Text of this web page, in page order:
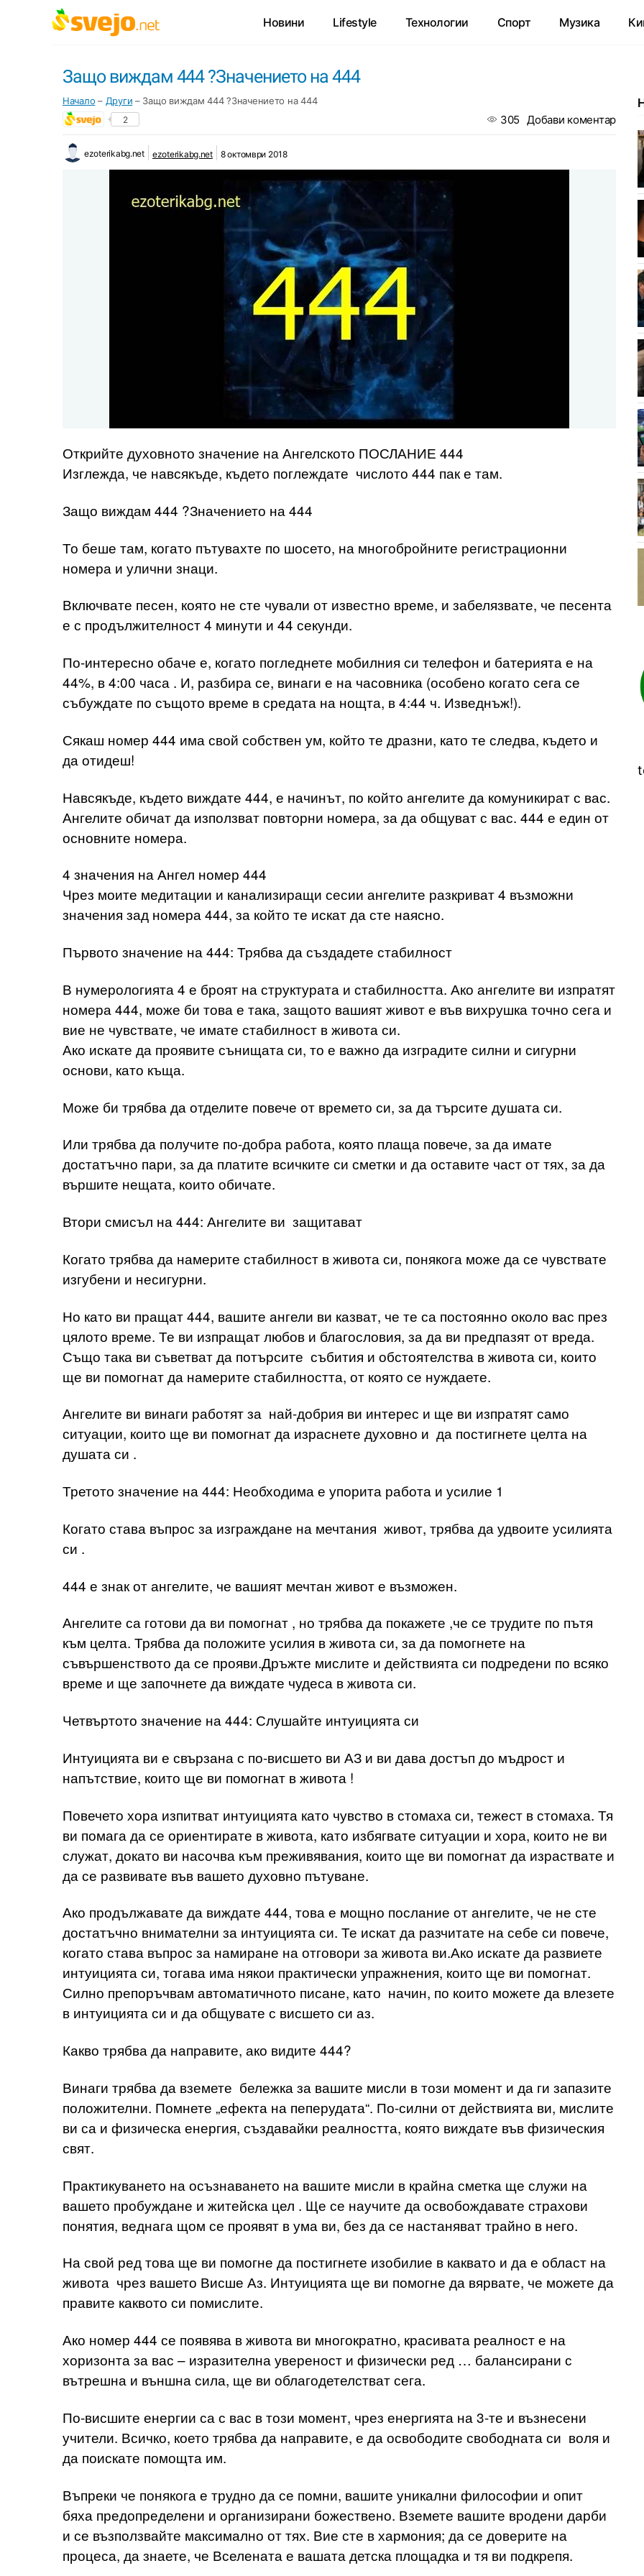
Новини Lifestyle Технологии Спорт Музика
Защо виждам 444 ?Значението на 444
Начало – Други – Защо виждам 444 ?Значението на 444
2 305 Добави коментар
ezoterikabg.net ezoterikabg.net 8 октомври 2018
Открийте духовното значение на Ангелското ПОСЛАНИЕ 444
Изглежда, че навсякъде, където поглеждате числото 444 пак е там.
Защо виждам 444 ?Значението на 444
То беше там, когато пътувахте по шосето, на многобройните регистрационни
номера и улични знаци.
Включвате песен, която не сте чували от известно време, и забелязвате, че песента
е с продължителност 4 минути и 44 секунди.
По-интересно обаче е, когато погледнете мобилния си телефон и батерията е на
44%, в 4:00 часа . И, разбира се, винаги е на часовника (особено когато сега се
събуждате по същото време в средата на нощта, в 4:44 ч. Изведнъж!).
Сякаш номер 444 има свой собствен ум, който те дразни, като те следва, където и
да отидеш!
Навсякъде, където виждате 444, е начинът, по който ангелите да комуникират с вас.
Ангелите обичат да използват повторни номера, за да общуват с вас. 444 е един от
основните номера.
4 значения на Ангел номер 444
Чрез моите медитации и канализиращи сесии ангелите разкриват 4 възможни
значения зад номера 444, за който те искат да сте наясно.
Първото значение на 444: Трябва да създадете стабилност
В нумерологията 4 е броят на структурата и стабилността. Ако ангелите ви изпратят
номера 444, може би това е така, защото вашият живот е във вихрушка точно сега и
вие не чувствате, че имате стабилност в живота си.
Ако искате да проявите сънищата си, то е важно да изградите силни и сигурни
основи, като къща.
Може би трябва да отделите повече от времето си, за да търсите душата си.
Или трябва да получите по-добра работа, която плаща повече, за да имате
достатъчно пари, за да платите всичките си сметки и да оставите част от тях, за да
вършите нещата, които обичате.
Втори смисъл на 444: Ангелите ви защитават
Когато трябва да намерите стабилност в живота си, понякога може да се чувствате
изгубени и несигурни.
Но като ви пращат 444, вашите ангели ви казват, че те са постоянно около вас през
цялото време. Те ви изпращат любов и благословия, за да ви предпазят от вреда.
Също така ви съветват да потърсите събития и обстоятелства в живота си, които
ще ви помогнат да намерите стабилността, от която се нуждаете.
Ангелите ви винаги работят за най-добрия ви интерес и ще ви изпратят само
ситуации, които ще ви помогнат да израснете духовно и да постигнете целта на
душата си .
Третото значение на 444: Необходима е упорита работа и усилие 1
Когато става въпрос за изграждане на мечтания живот, трябва да удвоите усилията
си .
444 е знак от ангелите, че вашият мечтан живот е възможен.
Ангелите са готови да ви помогнат , но трябва да покажете ,че се трудите по пътя
към целта. Трябва да положите усилия в живота си, за да помогнете на
съвършенството да се прояви.Дръжте мислите и действията си подредени по всяко
време и ще започнете да виждате чудеса в живота си.
Четвъртото значение на 444: Слушайте интуицията си
Интуицията ви е свързана с по-висшето ви АЗ и ви дава достъп до мъдрост и
напътствие, които ще ви помогнат в живота !
Повечето хора изпитват интуицията като чувство в стомаха си, тежест в стомаха. Тя
ви помага да се ориентирате в живота, като избягвате ситуации и хора, които не ви
служат, докато ви насочва към преживявания, които ще ви помогнат да израствате и
да се развивате във вашето духовно пътуване.
Ако продължавате да виждате 444, това е мощно послание от ангелите, че не сте
достатъчно внимателни за интуицията си. Те искат да разчитате на себе си повече,
когато става въпрос за намиране на отговори за живота ви.Ако искате да развиете
интуицията си, тогава има някои практически упражнения, които ще ви помогнат.
Силно препоръчвам автоматичното писане, като начин, по които можете да влезете
в интуицията си и да общувате с висшето си аз.
Какво трябва да направите, ако видите 444?
Винаги трябва да вземете бележка за вашите мисли в този момент и да ги запазите
положителни. Помнете „ефекта на пеперудата“. По-силни от действията ви, мислите
ви са и физическа енергия, създавайки реалността, която виждате във физическия
свят.
Практикуването на осъзнаването на вашите мисли в крайна сметка ще служи на
вашето пробуждане и житейска цел . Ще се научите да освобождавате страхови
понятия, веднага щом се проявят в ума ви, без да се настаняват трайно в него.
На свой ред това ще ви помогне да постигнете изобилие в каквато и да е област на
живота чрез вашето Висше Аз. Интуицията ще ви помогне да вярвате, че можете да
правите каквото си помислите.
Ако номер 444 се появява в живота ви многократно, красивата реалност е на
хоризонта за вас – изразителна увереност и физически ред … балансирани с
вътрешна и външна сила, ще ви облагодетелстват сега.
По-висшите енергии са с вас в този момент, чрез енергията на 3-те и възнесени
учители. Всичко, което трябва да направите, е да освободите свободната си воля и
да поискате помощта им.
Въпреки че понякога е трудно да се помни, вашите уникални философии и опит
бяха предопределени и организирани божествено. Вземете вашите вродени дарби
и се възползвайте максимално от тях. Вие сте в хармония; да се доверите на
процеса, да знаете, че Вселената е вашата детска площадка и тя ви подкрепя.